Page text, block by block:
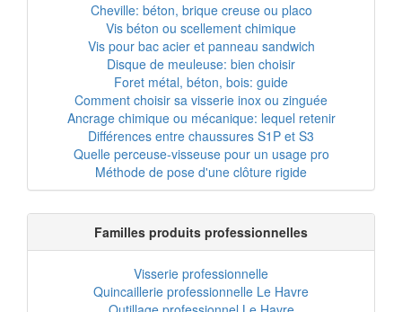
Cheville: béton, brique creuse ou placo
Vis béton ou scellement chimique
Vis pour bac acier et panneau sandwich
Disque de meuleuse: bien choisir
Foret métal, béton, bois: guide
Comment choisir sa visserie inox ou zinguée
Ancrage chimique ou mécanique: lequel retenir
Différences entre chaussures S1P et S3
Quelle perceuse-visseuse pour un usage pro
Méthode de pose d'une clôture rigide
Familles produits professionnelles
Visserie professionnelle
Quincaillerie professionnelle Le Havre